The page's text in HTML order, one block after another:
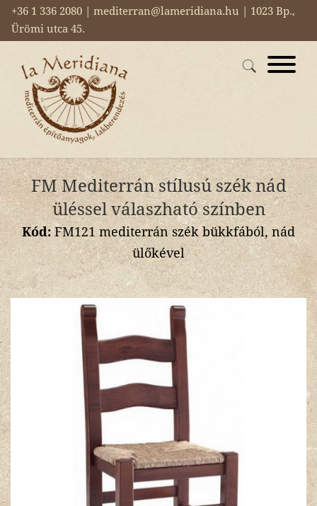
+36 1 336 2080 | mediterran@lameridiana.hu | 1023 Bp.,
Ürömi utca 45.
FM Mediterrán stílusú szék nád
üléssel válaszható színben
Kód:FM121 mediterrán szék bükkfából, nád
ülőkével